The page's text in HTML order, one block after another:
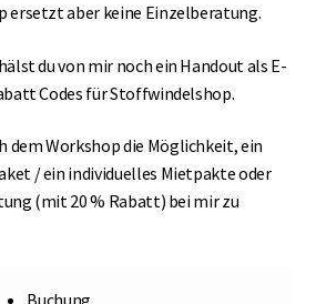
ersetzt aber keine Einzelberatung.
du von mir noch ein Handout als E-
Codes für Stoffwindelshop.
dem Workshop die Möglichkeit, ein
/ ein individuelles Mietpakte oder
(mit 20 % Rabatt) bei mir zu